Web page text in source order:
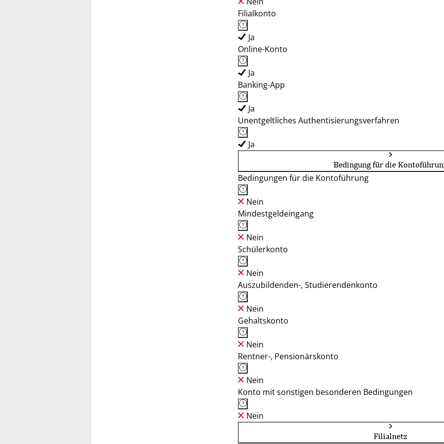
Filialkonto
Ja
Online-Konto
Ja
Banking-App
Ja
Unentgeltliches Authentisierungsverfahren
Ja
Bedingung für die
Bedingungen für die Kontoführung
Nein
Mindestgeldeingang
Nein
Schülerkonto
Nein
Auszubildenden-, Studierendenkonto
Nein
Gehaltskonto
Nein
Rentner-, Pensionärskonto
Nein
Konto mit sonstigen besonderen Bedingungen
Nein
Filialnetz